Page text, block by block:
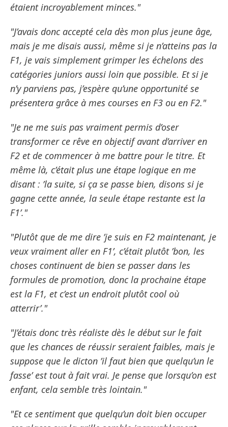
étaient incroyablement minces."
"J’avais donc accepté cela dès mon plus jeune âge,
mais je me disais aussi, même si je n’atteins pas la
F1, je vais simplement grimper les échelons des
catégories juniors aussi loin que possible. Et si je
n’y parviens pas, j’espère qu’une opportunité se
présentera grâce à mes courses en F3 ou en F2."
"Je ne me suis pas vraiment permis d’oser
transformer ce rêve en objectif avant d’arriver en
F2 et de commencer à me battre pour le titre. Et
même là, c’était plus une étape logique en me
disant : ’la suite, si ça se passe bien, disons si je
gagne cette année, la seule étape restante est la
F1’."
"Plutôt que de me dire ’je suis en F2 maintenant, je
veux vraiment aller en F1’, c’était plutôt ’bon, les
choses continuent de bien se passer dans les
formules de promotion, donc la prochaine étape
est la F1, et c’est un endroit plutôt cool où
atterrir’."
"J’étais donc très réaliste dès le début sur le fait
que les chances de réussir seraient faibles, mais je
suppose que le dicton ’il faut bien que quelqu’un le
fasse’ est tout à fait vrai. Je pense que lorsqu’on est
enfant, cela semble très lointain."
"Et ce sentiment que quelqu’un doit bien occuper